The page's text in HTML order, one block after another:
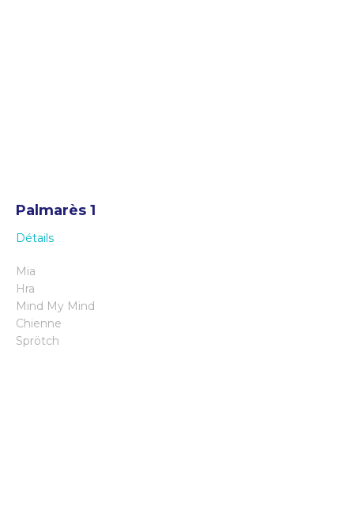
Palmarès 1
Détails
Mia
Hra
Mind My Mind
Chienne
Sprötch